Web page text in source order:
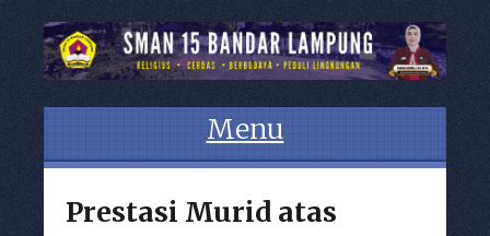
Menu
Prestasi Murid atas